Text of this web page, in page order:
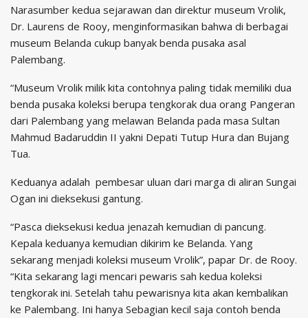
Narasumber kedua sejarawan dan direktur museum Vrolik,
Dr. Laurens de Rooy, menginformasikan bahwa di berbagai
museum Belanda cukup banyak benda pusaka asal
Palembang.
“Museum Vrolik milik kita contohnya paling tidak memiliki dua
benda pusaka koleksi berupa tengkorak dua orang Pangeran
dari Palembang yang melawan Belanda pada masa Sultan
Mahmud Badaruddin II yakni Depati Tutup Hura dan Bujang
Tua.
Keduanya adalah pembesar uluan dari marga di aliran Sungai
Ogan ini dieksekusi gantung.
“Pasca dieksekusi kedua jenazah kemudian di pancung.
Kepala keduanya kemudian dikirim ke Belanda. Yang
sekarang menjadi koleksi museum Vrolik”, papar Dr. de Rooy.
“Kita sekarang lagi mencari pewaris sah kedua koleksi
tengkorak ini. Setelah tahu pewarisnya kita akan kembalikan
ke Palembang. Ini hanya Sebagian kecil saja contoh benda